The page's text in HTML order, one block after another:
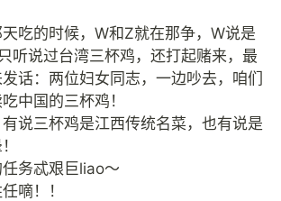
吃的时候，W和Z就在那争，W说是
听说过台湾三杯鸡，还打起赌来，最
话：两位妇女同志，一边吵去，咱们
中国的三杯鸡！
说三杯鸡是江西传统名菜，也有说是
务忒艰巨liao～
嘀！！